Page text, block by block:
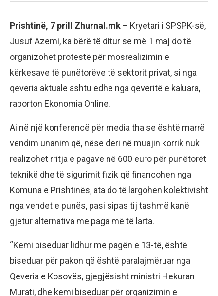
Prishtinë, 7 prill Zhurnal.mk – Kryetari i SPSPK-së,
Jusuf Azemi, ka bërë të ditur se më 1 maj do të
organizohet protestë për mosrealizimin e
kërkesave të punëtorëve të sektorit privat, si nga
qeveria aktuale ashtu edhe nga qeveritë e kaluara,
raporton Ekonomia Online.
Ai në një konferencë për media tha se është marrë
vendim unanim që, nëse deri në muajin korrik nuk
realizohet rritja e pagave në 600 euro për punëtorët
teknikë dhe të sigurimit fizik që financohen nga
Komuna e Prishtinës, ata do të largohen kolektivisht
nga vendet e punës, pasi sipas tij tashmë kanë
gjetur alternativa me paga më të larta.
“Kemi biseduar lidhur me pagën e 13-të, është
biseduar për pakon që është paralajmëruar nga
Qeveria e Kosovës, gjegjësisht ministri Hekuran
Murati, dhe kemi biseduar për organizimin e